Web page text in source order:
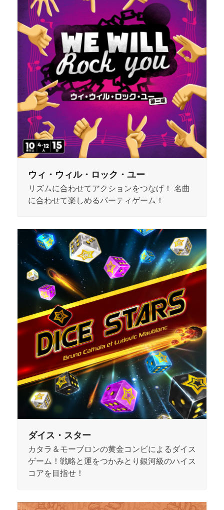
ウィ・ウィル・ロック・ユー
リズムに合わせてアクションをつなげ！ 名曲
に合わせて楽しめるパーティゲーム！
ダイス・スター
カタラ＆モーブロンの黄金コンビによるダイス
ゲーム！戦略と運をつかみとり銀河級のハイス
コアを目指せ！